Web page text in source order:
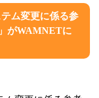
ム変更に係る参
がWAMNETに